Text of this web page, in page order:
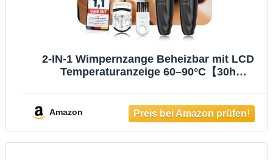
2-IN-1 Wimpernzange Beheizbar mit LCD
Temperaturanzeige 60–90°C【30h
für sicheres Styling zu Hause, im Büro und
auf Reisen
Amazon